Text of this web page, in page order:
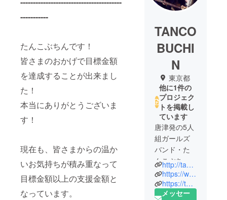
-----------
たんこぶちんです！
皆さまのおかげで目標金額
を達成することが出来まし
た！
本当にありがとうございま
す！
現在も、皆さまからの温か
いお気持ちが積み重なって
目標金額以上の支援金額と
なっています。
TANCO
BUCHI
N
東京都
他に1件の
プロジェク
トを掲載し
ています
唐津発の5人
組ガールズ
バンド・た
んこぶちん
2007年に小
学校の同級
http://tancobuchin.jp/
https://www.facebook.com/tancobuchin.official
https://twitter.com/tancobuchin
メッセー